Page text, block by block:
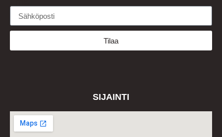
Tilaa
SIJAINTI